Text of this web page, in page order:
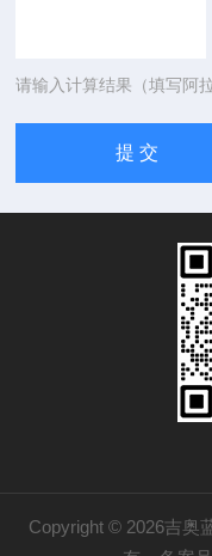
请输入计算结果（填写阿
Copyright © 2026吉奥